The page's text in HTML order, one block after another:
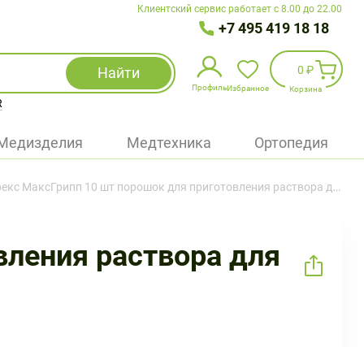
Клиентский сервис работает с 8.00 до 22.00
+7 495 419 18 18
Найти
Профиль
Избранное
Войти
Избранное
0 ₽
Корзина
Медтехника Ортопедия
МаксГрипп 10 шт порошок для приготовления раствора для приема внутрь лимон
раствора для